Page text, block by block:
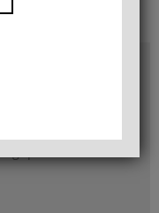
philosophie